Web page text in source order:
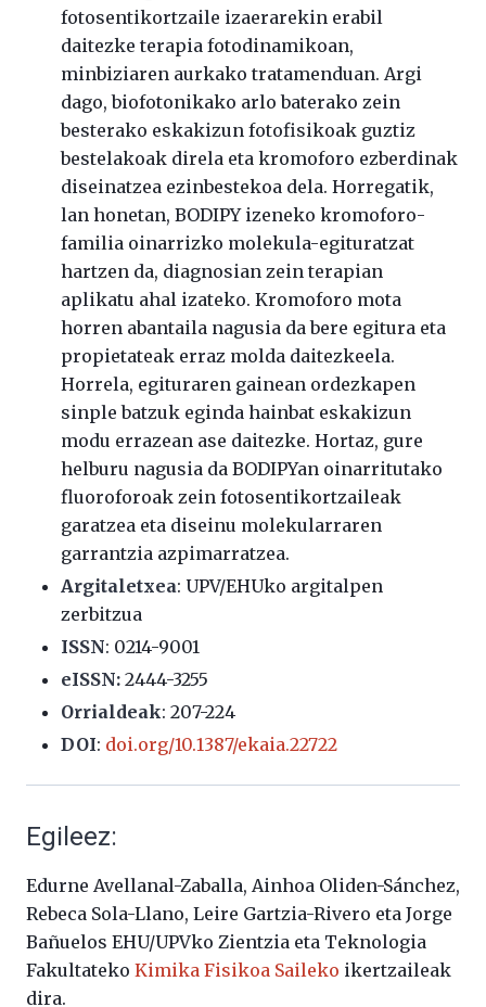
fotosentikortzaile izaerarekin erabil
daitezke terapia fotodinamikoan,
minbiziaren aurkako tratamenduan. Argi
dago, biofotonikako arlo baterako zein
besterako eskakizun fotofisikoak guztiz
bestelakoak direla eta kromoforo ezberdinak
diseinatzea ezinbestekoa dela. Horregatik,
lan honetan, BODIPY izeneko kromoforo-
familia oinarrizko molekula-egituratzat
hartzen da, diagnosian zein terapian
aplikatu ahal izateko. Kromoforo mota
horren abantaila nagusia da bere egitura eta
propietateak erraz molda daitezkeela.
Horrela, egituraren gainean ordezkapen
sinple batzuk eginda hainbat eskakizun
modu errazean ase daitezke. Hortaz, gure
helburu nagusia da BODIPYan oinarritutako
fluoroforoak zein fotosentikortzaileak
garatzea eta diseinu molekularraren
garrantzia azpimarratzea.
Argitaletxea: UPV/EHUko argitalpen
zerbitzua
ISSN: 0214-9001
eISSN: 2444-3255
Orrialdeak: 207-224
DOI: doi.org/10.1387/ekaia.22722
Egileez:
Edurne Avellanal-Zaballa, Ainhoa Oliden-Sánchez,
Rebeca Sola-Llano, Leire Gartzia-Rivero eta Jorge
Bañuelos EHU/UPVko Zientzia eta Teknologia
Fakultateko Kimika Fisikoa Saileko ikertzaileak
dira.